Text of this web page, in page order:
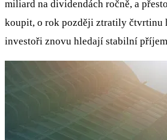
miliard na dividendách ročně, a
koupit, o rok později ztratily čtvrtinu
investoři znovu hledají stabilní